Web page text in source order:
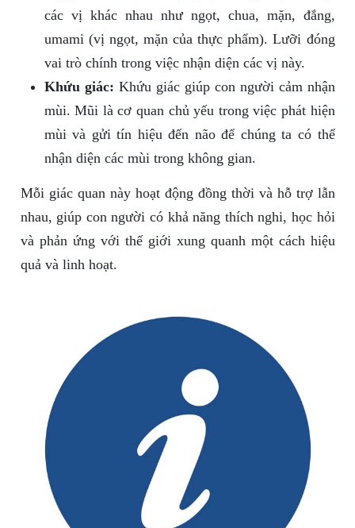
các vị khác nhau như ngọt, chua, mặn, đắng,
umami (vị ngọt, mặn của thực phẩm). Lưỡi đóng
vai trò chính trong việc nhận diện các vị này.
Khứu giác: Khứu giác giúp con người cảm nhận
mùi. Mũi là cơ quan chủ yếu trong việc phát hiện
mùi và gửi tín hiệu đến não để chúng ta có thể
nhận diện các mùi trong không gian.
Mỗi giác quan này hoạt động đồng thời và hỗ trợ lẫn
nhau, giúp con người có khả năng thích nghi, học hỏi
và phản ứng với thế giới xung quanh một cách hiệu
quả và linh hoạt.